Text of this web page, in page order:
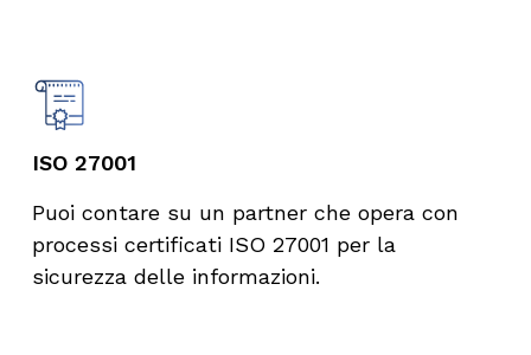
ISO 27001
Puoi contare su un partner che opera con
processi certificati ISO 27001 per la
sicurezza delle informazioni.